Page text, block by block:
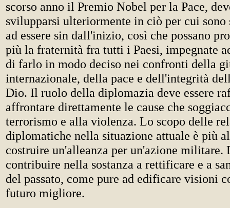
scorso anno il Premio Nobel per la Pace,
svilupparsi ulteriormente in ciò per cui sono
ad essere sin dall'inizio, così che possano
più la fraternità fra tutti i Paesi, impegnate
di farlo in modo deciso nei confronti della
internazionale, della pace e dell'integrità
Dio. Il ruolo della diplomazia deve essere
affrontare direttamente le cause che
terrorismo e alla violenza. Lo scopo delle
diplomatiche nella situazione attuale è più
costruire un'alleanza per un'azione militare.
contribuire nella sostanza a rettificare e a
del passato, come pure ad edificare visioni
futuro migliore.